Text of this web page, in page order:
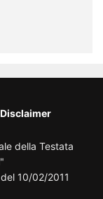
Disclaimer
della Testata
10/02/2011